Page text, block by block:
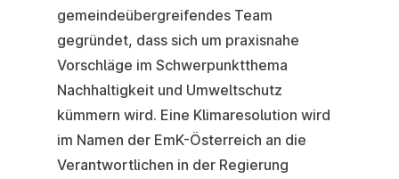
gemeindeübergreifendes Team
gegründet, dass sich um praxisnahe
Vorschläge im Schwerpunktthema
Nachhaltigkeit und Umweltschutz
kümmern wird. Eine Klimaresolution wird
im Namen der EmK-Österreich an die
Verantwortlichen in der Regierung